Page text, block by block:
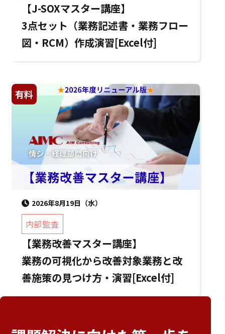
【J-SOXマスター講座】
3点セット（業務記述書・業務フロー
図・RCM）作成演習[Excel付]
有料
2026年8月19日（水）
内部監査
【業務改善マスター講座】
業務の可視化から改善対象業務と改
善施策の見つけ方・演習[Excel付]